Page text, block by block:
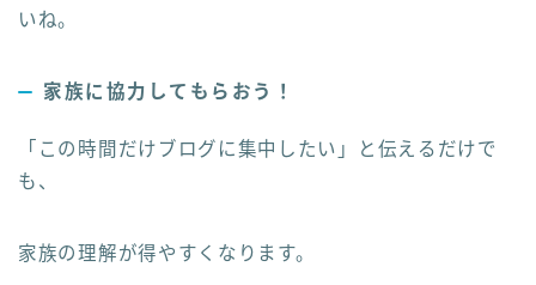
いね。
家族に協力してもらおう！
「この時間だけブログに集中したい」と伝えるだけで
も、
家族の理解が得やすくなります。